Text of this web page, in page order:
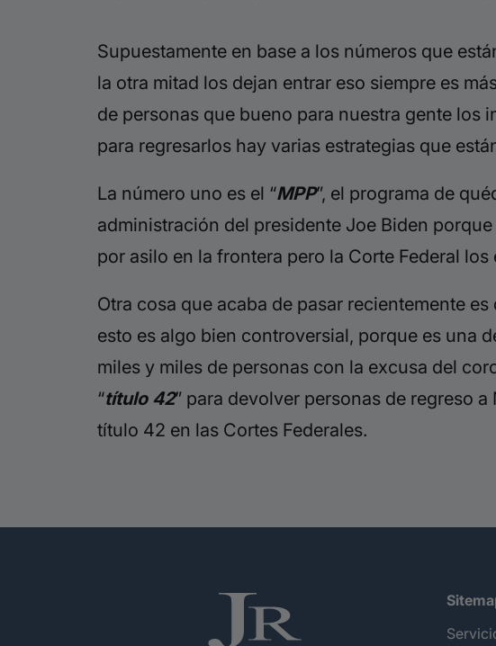
Supuestamente en base a los números que
la otra mitad los dejan entrar eso siempre es
de personas que bueno para nuestra gente los
para regresarlos hay varias estrategias que
La número uno es el “MPP”, el programa de
administración del presidente Joe Biden
por asilo en la frontera pero la Corte Federal
Otra cosa que acaba de pasar recientemente
esto es algo bien controversial, porque es una
miles y miles de personas con la excusa del
“título 42” para devolver personas de regreso
título 42 en las Cortes Federales.